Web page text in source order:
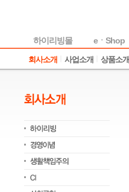
하이리빙몰 eㆍShop
회사소개 사업소개 상품소개